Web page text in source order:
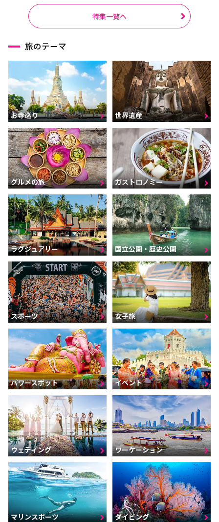
特集一覧へ
旅のテーマ
お寺巡り 世界遺産
グルメの旅 ガストロノミー
ラグジュアリー 国立公園・歴史公園
スポーツ 女子旅
パワースポット イベント
ウェディング ワーケーション
マリンスポーツ ダイビング